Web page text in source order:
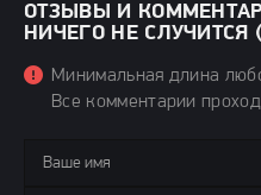
ОТЗЫВЫ И
НИЧЕГО НЕ СЛУЧИТСЯ
Минимальная длина
Все комментарии